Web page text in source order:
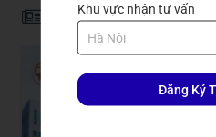
Tin liên quan
Khu vực nhận tư vấn
Đăng Ký